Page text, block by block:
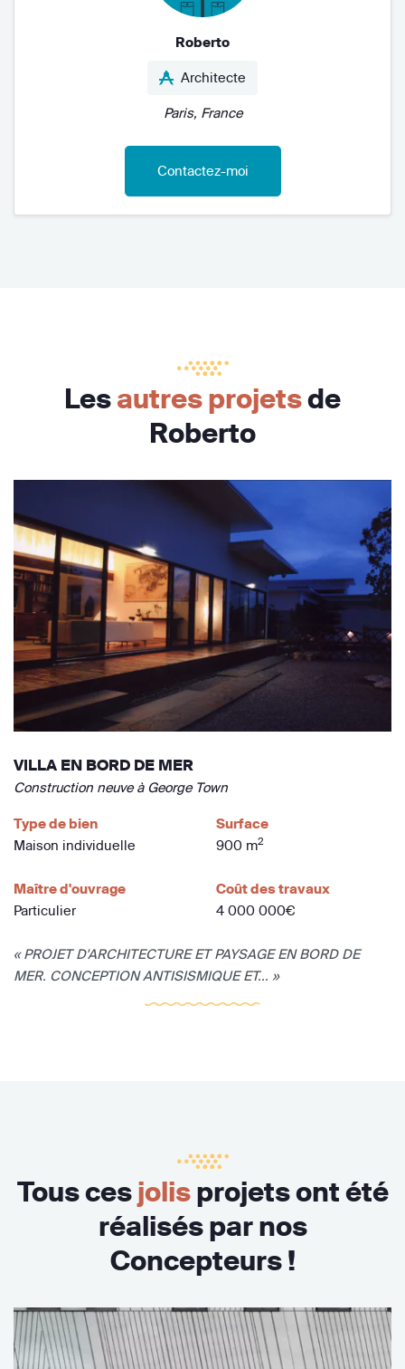
Roberto
Architecte
Paris, France
Contactez-moi
Lesautres projetsde
Roberto
VILLA EN BORD DE MER
Construction neuve à George Town
Type de bien
Maison individuelle
Surface
900 m2
Maître d'ouvrage
Particulier
Coût des travaux
4 000 000€
« PROJET D'ARCHITECTURE ET PAYSAGE EN BORD DE
MER. CONCEPTION ANTISISMIQUE ET... »
Tous cesjolisprojets ont été
réalisés par nos
Concepteurs !